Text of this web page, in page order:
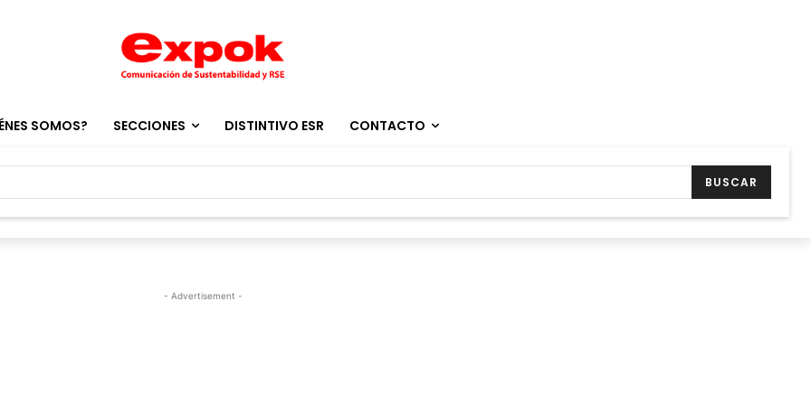
SOMOS? SECCIONES DISTINTIVO ESR CONTACTO
BUSCAR
- Advertisement -